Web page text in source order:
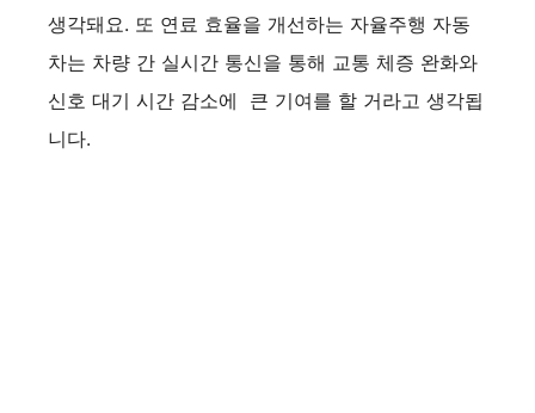
생각돼요. 또 연료 효율을 개선하는 자율주행 자동
차는 차량 간 실시간 통신을 통해 교통 체증 완화와
신호 대기 시간 감소에 큰 기여를 할 거라고 생각됩
니다.